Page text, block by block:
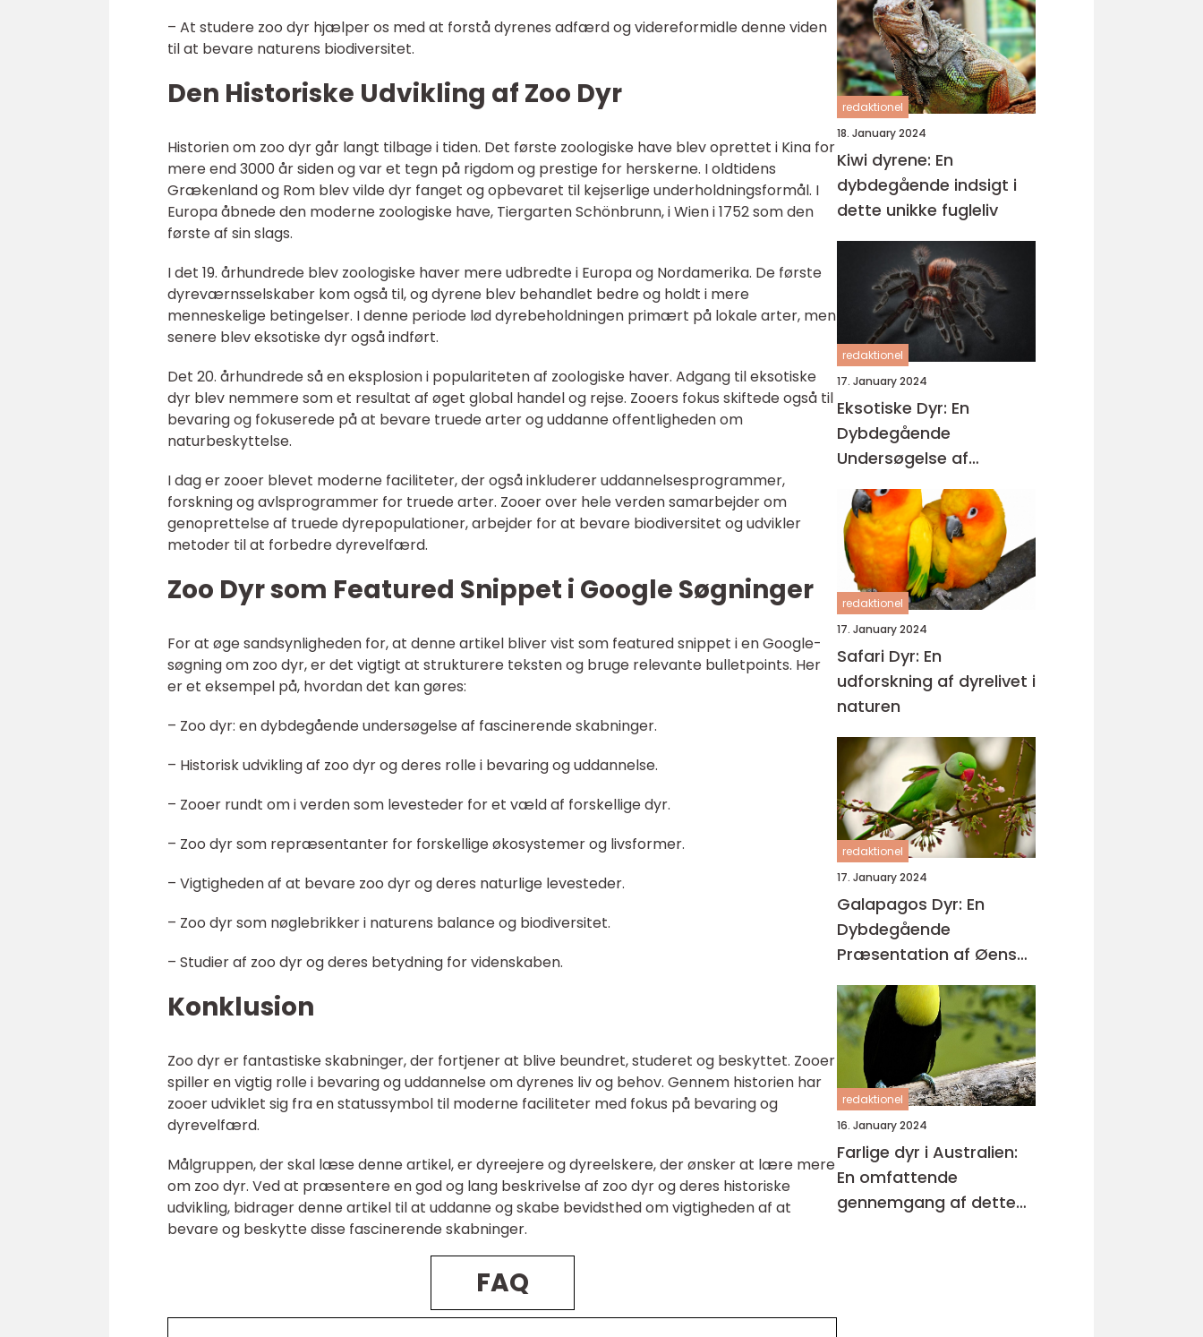
– At studere zoo dyr hjælper os med at forstå dyrenes adfærd og videreformidle denne viden
til at bevare naturens biodiversitet.
Den Historiske Udvikling af Zoo Dyr
Historien om zoo dyr går langt tilbage i tiden. Det første zoologiske have blev oprettet i Kina for
mere end 3000 år siden og var et tegn på rigdom og prestige for herskerne. I oldtidens
Grækenland og Rom blev vilde dyr fanget og opbevaret til kejserlige underholdningsformål. I
Europa åbnede den moderne zoologiske have, Tiergarten Schönbrunn, i Wien i 1752 som den
første af sin slags.
I det 19. århundrede blev zoologiske haver mere udbredte i Europa og Nordamerika. De første
dyreværnsselskaber kom også til, og dyrene blev behandlet bedre og holdt i mere
menneskelige betingelser. I denne periode lød dyrebeholdningen primært på lokale arter, men
senere blev eksotiske dyr også indført.
Det 20. århundrede så en eksplosion i populariteten af zoologiske haver. Adgang til eksotiske
dyr blev nemmere som et resultat af øget global handel og rejse. Zooers fokus skiftede også til
bevaring og fokuserede på at bevare truede arter og uddanne offentligheden om
naturbeskyttelse.
I dag er zooer blevet moderne faciliteter, der også inkluderer uddannelsesprogrammer,
forskning og avlsprogrammer for truede arter. Zooer over hele verden samarbejder om
genoprettelse af truede dyrepopulationer, arbejder for at bevare biodiversitet og udvikler
metoder til at forbedre dyrevelfærd.
Zoo Dyr som Featured Snippet i Google Søgninger
For at øge sandsynligheden for, at denne artikel bliver vist som featured snippet i en Google-
søgning om zoo dyr, er det vigtigt at strukturere teksten og bruge relevante bulletpoints. Her
er et eksempel på, hvordan det kan gøres:
– Zoo dyr: en dybdegående undersøgelse af fascinerende skabninger.
– Historisk udvikling af zoo dyr og deres rolle i bevaring og uddannelse.
– Zooer rundt om i verden som levesteder for et væld af forskellige dyr.
– Zoo dyr som repræsentanter for forskellige økosystemer og livsformer.
– Vigtigheden af at bevare zoo dyr og deres naturlige levesteder.
– Zoo dyr som nøglebrikker i naturens balance og biodiversitet.
– Studier af zoo dyr og deres betydning for videnskaben.
Konklusion
Zoo dyr er fantastiske skabninger, der fortjener at blive beundret, studeret og beskyttet. Zooer
spiller en vigtig rolle i bevaring og uddannelse om dyrenes liv og behov. Gennem historien har
zooer udviklet sig fra en statussymbol til moderne faciliteter med fokus på bevaring og
dyrevelfærd.
Målgruppen, der skal læse denne artikel, er dyreejere og dyreelskere, der ønsker at lære mere
om zoo dyr. Ved at præsentere en god og lang beskrivelse af zoo dyr og deres historiske
udvikling, bidrager denne artikel til at uddanne og skabe bevidsthed om vigtigheden af at
bevare og beskytte disse fascinerende skabninger.
FAQ
mustelslægten
redaktionel
18. January 2024
Kiwi dyrene: En
dybdegående indsigt i
dette unikke fugleliv
redaktionel
17. January 2024
Eksotiske Dyr: En
Dybdegående
Undersøgelse af
Fascinerende
Skabninger
redaktionel
17. January 2024
Safari Dyr: En
udforskning af dyrelivet i
naturen
redaktionel
17. January 2024
Galapagos Dyr: En
Dybdegående
Præsentation af Øens
Enestående Skabninger
redaktionel
16. January 2024
Farlige dyr i Australien:
En omfattende
gennemgang af dette